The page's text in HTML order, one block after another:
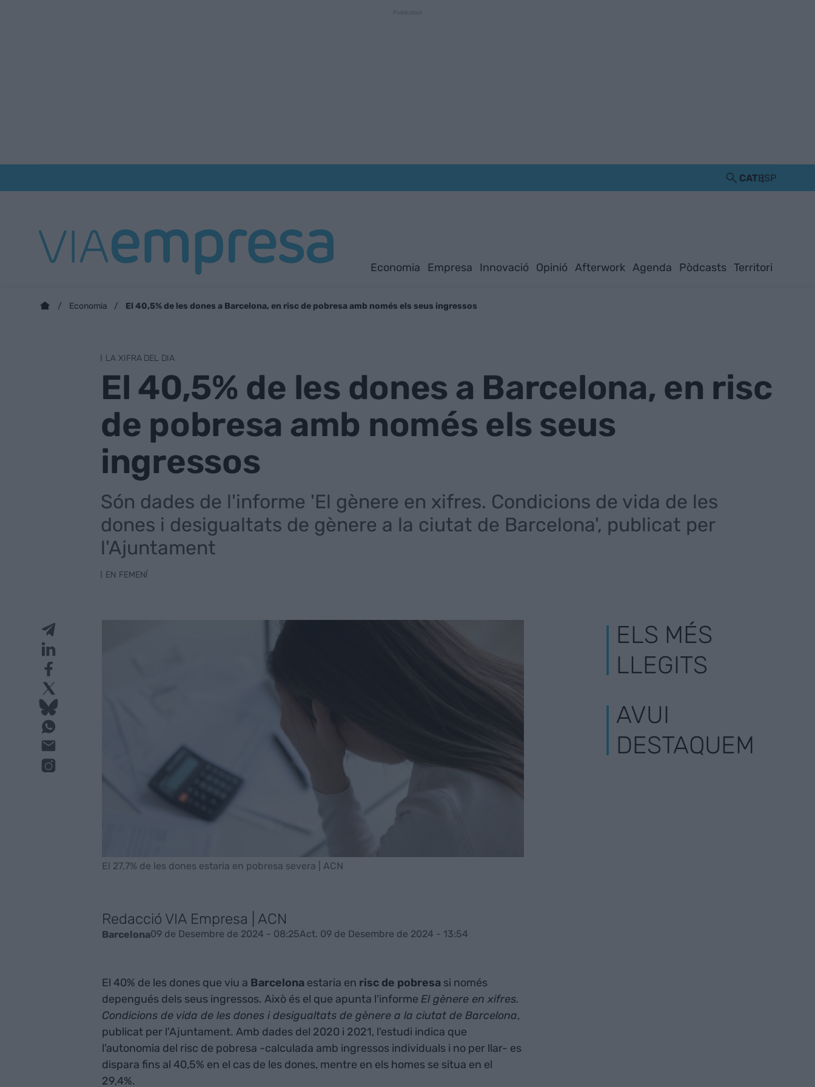
CATESP
Economia Empresa Innovació Opinió Afterwork Agenda Pòdcasts Territori
Economia El 40,5% de les dones a Barcelona, en risc de pobresa amb només els seus ingressos
LA XIFRA DEL DIA
El 40,5% de les dones a Barcelona, en risc
de pobresa amb només els seus
ingressos
Són dades de l'informe 'El gènere en xifres. Condicions de vida de les
dones i desigualtats de gènere a la ciutat de Barcelona', publicat per
l'Ajuntament
EN FEMENÍ
El 27,7% de les dones estaria en pobresa severa | ACN
Redacció VIA Empresa | ACN
Barcelona09 de Desembre de 2024 - 08:25Act. 09 de Desembre de 2024 - 13:54
El 40% de les dones que viu a Barcelonaestaria en risc de pobresasi només
depengués dels seus ingressos. Això és el que apunta l'informe El gènere en xifres.
Condicions de vida de les dones i desigualtats de gènere a la ciutat de Barcelona,
publicat per l'Ajuntament. Amb dades del 2020 i 2021, l'estudi indica que
l'autonomia del risc de pobresa -calculada amb ingressos individuals i no per llar- es
dispara fins al 40,5% en el cas de les dones, mentre en els homes se situa en el
29,4%.
ELS MÉS
LLEGITS
AVUI
DESTAQUEM